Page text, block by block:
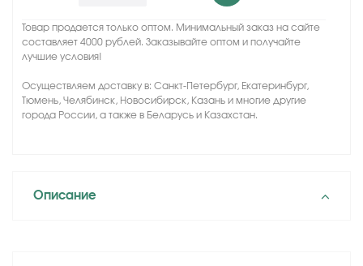
Товар продается только оптом. Минимальный заказ на сайте
составляет 4000 рублей. Заказывайте оптом и получайте
лучшие условия!
Осуществляем доставку в: Санкт-Петербург, Екатеринбург,
Тюмень, Челябинск, Новосибирск, Казань и многие другие
города России, а также в Беларусь и Казахстан.
Описание